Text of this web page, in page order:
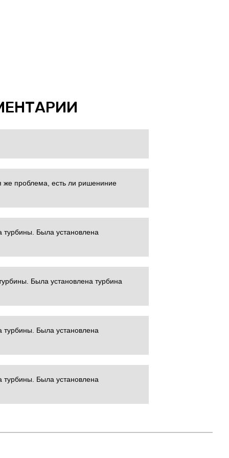
же проблема, есть ли ришениние
турбины. Была установлена
Была установлена турбина
турбины. Была установлена
турбины. Была установлена